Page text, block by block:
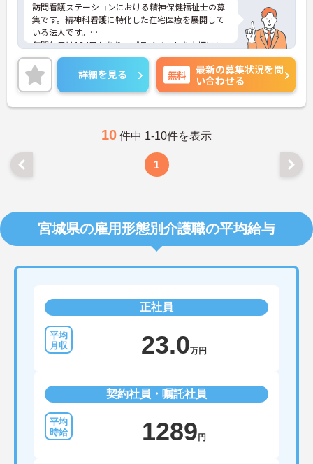
訪問看護ステーションにおける精神保健福祉士の募
集です。精神科看護に特化した在宅医療を展開して
いる法人です。
年間休日は124日もあり、プライベートを大切にし
ながらご勤務いただけます。ご利用者一人ひとりの
状況に合わせた最適なサービスができる環境です。
ご興味のある方には、面接対策ポイントなど、さら
に詳細をお話しいたしますのでお気軽にご相談くだ
さい！
詳細を見る 無料
最新の募集状況を問
い合わせる
10 件中 1-10件を表示
1
宮城県の雇用形態別介護職の平均給与
正社員
23.0万円
契約社員・嘱託社員
1289 円